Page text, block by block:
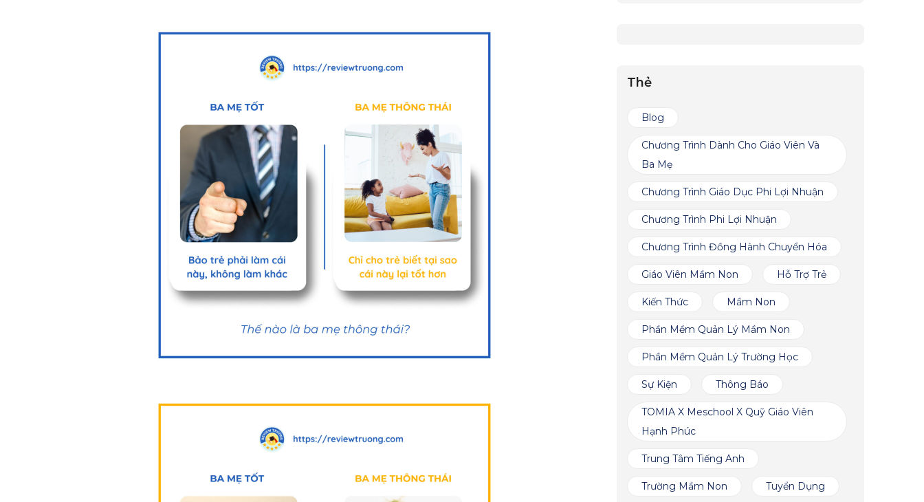
Thẻ
Blog
Chương Trình Dành Cho Giáo Viên Và
Ba Mẹ
Chương Trình Giáo Dục Phi Lợi Nhuận
Chương Trình Phi Lợi Nhuận
Chương Trình Đồng Hành Chuyển Hóa
Giáo Viên Mầm Non Hỗ Trợ Trẻ
Kiến Thức Mầm Non
Phần Mềm Quản Lý Mầm Non
Phần Mềm Quản Lý Trường Học
Sự Kiện Thông Báo
TOMIA X Meschool X Quỹ Giáo Viên
Hạnh Phúc
Trung Tâm Tiếng Anh
Trường Mầm Non Tuyển Dụng